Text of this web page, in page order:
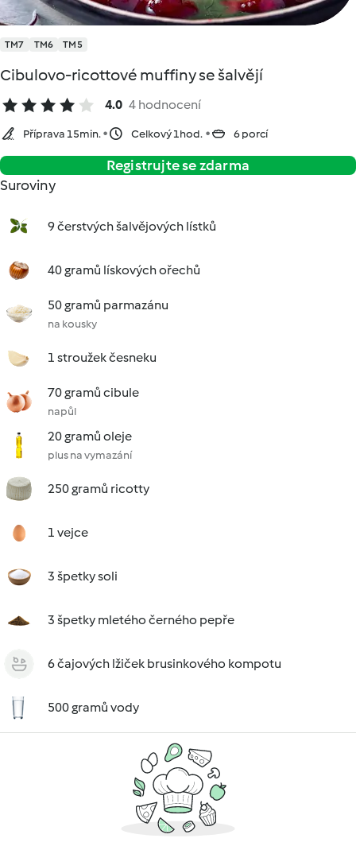
TM7 TM6 TM5
Cibulovo-ricottové muffiny se šalvějí
4.0 4 hodnocení
Příprava 15min. Celkový 1hod. 6 porcí
Registrujte se zdarma
Suroviny
9 čerstvých šalvějových lístků
40 gramů lískových ořechů
50 gramů parmazánu
na kousky
1 stroužek česneku
70 gramů cibule
napůl
20 gramů oleje
plus na vymazání
250 gramů ricotty
1 vejce
3 špetky soli
3 špetky mletého černého pepře
6 čajových lžiček brusinkového kompotu
500 gramů vody